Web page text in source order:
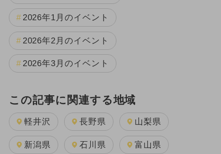
2026年1月のイベント
2026年2月のイベント
2026年3月のイベント
この記事に関連する地域
軽井沢 長野県 山梨県
新潟県 石川県 富山県